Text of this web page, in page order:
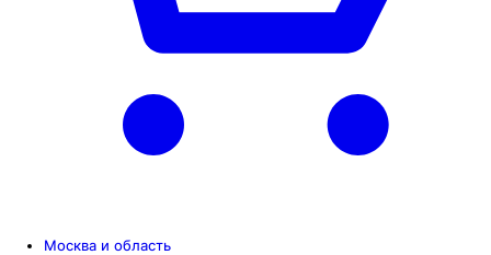
Москва и область